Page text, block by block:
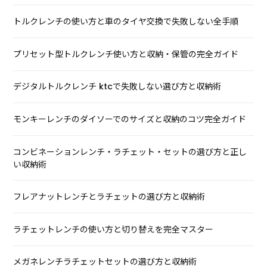
トルクレンチの使い方と車のタイヤ交換で失敗しない全手順
プリセット型トルクレンチ使い方と収納・保管の完全ガイド
デジタルトルクレンチ ktcで失敗しない選び方と収納術
モンキーレンチのダイソーでのサイズと収納のコツ完全ガイド
コンビネーションレンチ・ラチェット・セットの選び方と正し
い収納術
フレアナットレンチとラチェットの選び方と収納術
ラチェットレンチの使い方と切り替えを完全マスター
メガネレンチラチェットセットの選び方と収納術